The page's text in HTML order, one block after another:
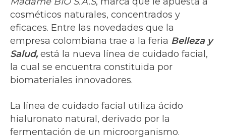
cosméticos naturales, concentrados y
eficaces. Entre las novedades que la
empresa colombiana trae a la feria Belleza y
Salud, está la nueva línea de cuidado facial,
la cual se encuentra constituida por
biomateriales innovadores.
La línea de cuidado facial utiliza ácido
hialuronato natural, derivado por la
fermentación de un microorganismo.